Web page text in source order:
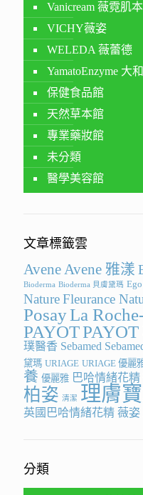
Vanicream 薇霓肌本
VICHY薇姿
WELEDA 薇蕾德
YamatoEnzyme 大
保健食品館
天然草本館
專業藥妝館
未分類
醫學美容館
文章標籤雲
Avene Avene 雅漾
Bioderma Bioderma 貝膚黛瑪 Ego
NatureFleurance
PosayLa
PAYOT
璞醫香 Sebamed
黛瑪 URIAGE URIAGE 優麗
養 優麗雅 巴哈情緒花精
柏姿 清潔 理膚
英國巴哈情緒花精 薇姿
分類